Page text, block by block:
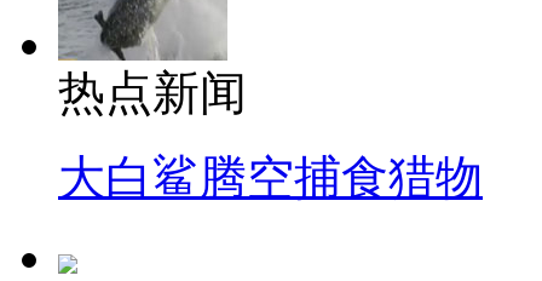
热点新闻
大白鲨腾空捕食猎物